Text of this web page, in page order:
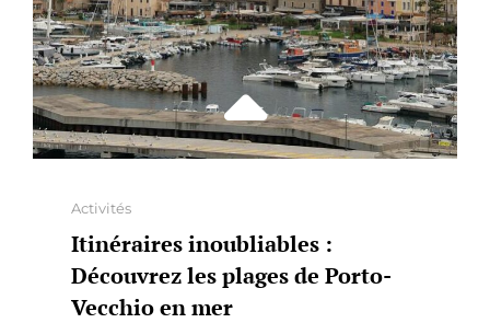
FOIS
Categories
Activités
Itinéraires inoubliables :
Découvrez les plages de Porto-
Vecchio en mer